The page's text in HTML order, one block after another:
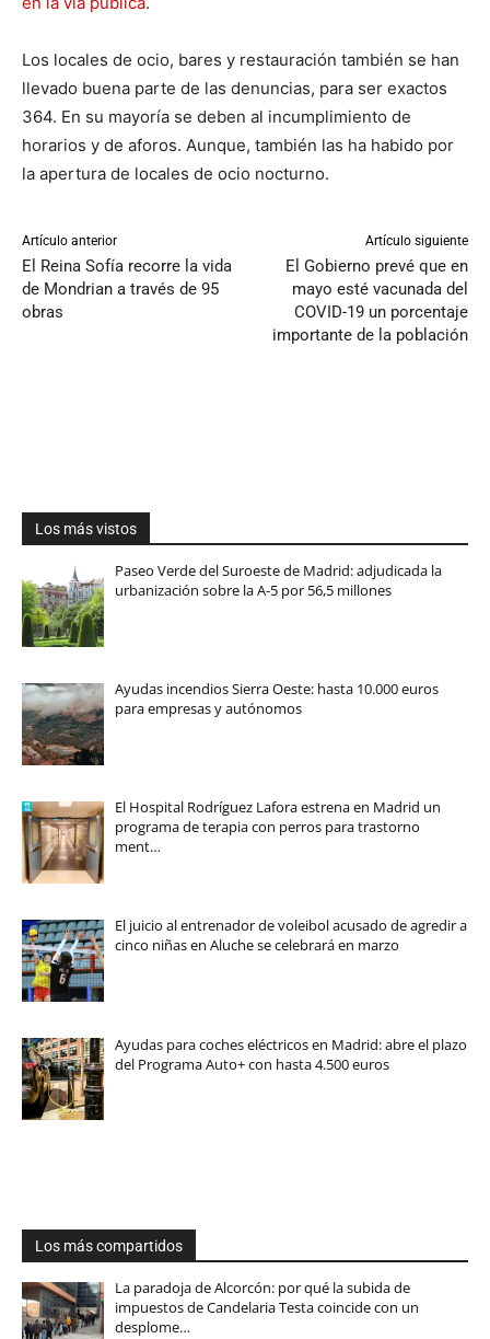
Los locales de ocio, bares y restauración también se han
llevado buena parte de las denuncias, para ser exactos
364. En su mayoría se deben al incumplimiento de
horarios y de aforos. Aunque, también las ha habido por
la apertura de locales de ocio nocturno.
Artículo anterior
El Reina Sofía recorre la vida
de Mondrian a través de 95
obras
Artículo siguiente
El Gobierno prevé que en
mayo esté vacunada del
COVID-19 un porcentaje
importante de la población
Los más vistos
Paseo Verde del Suroeste de Madrid: adjudicada la
urbanización sobre la A-5 por 56,5 millones
Ayudas incendios Sierra Oeste: hasta 10.000 euros
para empresas y autónomos
El Hospital Rodríguez Lafora estrena en Madrid un
programa de terapia con perros para trastorno
ment…
El juicio al entrenador de voleibol acusado de agredir a
cinco niñas en Aluche se celebrará en marzo
Ayudas para coches eléctricos en Madrid: abre el plazo
del Programa Auto+ con hasta 4.500 euros
Los más compartidos
La paradoja de Alcorcón: por qué la subida de
impuestos de Candelaria Testa coincide con un
desplome…